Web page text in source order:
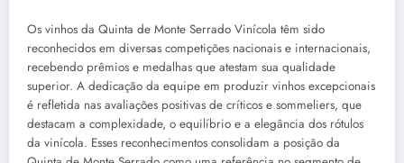
Os vinhos da Quinta de Monte Serrado Vinícola têm sido
reconhecidos em diversas competições nacionais e internacionais,
recebendo prêmios e medalhas que atestam sua qualidade
superior. A dedicação da equipe em produzir vinhos excepcionais
é refletida nas avaliações positivas de críticos e sommeliers, que
destacam a complexidade, o equilíbrio e a elegância dos rótulos
da vinícola. Esses reconhecimentos consolidam a posição da